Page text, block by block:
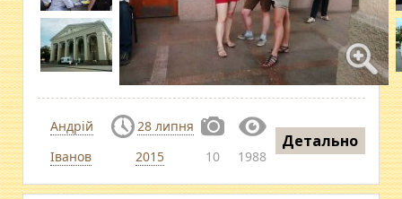
Андрій
Іванов
28 липня
2015
10 1988
Детально